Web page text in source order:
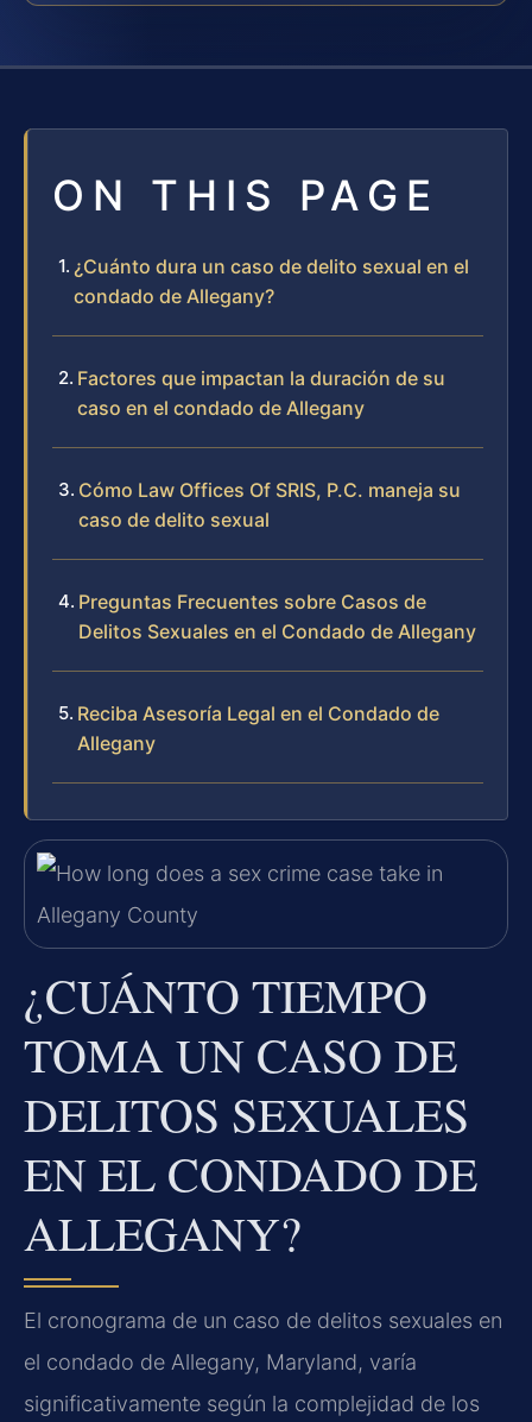
ON THIS PAGE
¿Cuánto dura un caso de delito sexual en el
condado de Allegany?
Factores que impactan la duración de su
caso en el condado de Allegany
Cómo Law Offices Of SRIS, P.C. maneja su
caso de delito sexual
Preguntas Frecuentes sobre Casos de
Delitos Sexuales en el Condado de Allegany
Reciba Asesoría Legal en el Condado de
Allegany
¿CUÁNTO TIEMPO
TOMA UN CASO DE
DELITOS SEXUALES
EN EL CONDADO DE
ALLEGANY?
El cronograma de un caso de delitos sexuales en
el condado de Allegany, Maryland, varía
significativamente según la complejidad de los